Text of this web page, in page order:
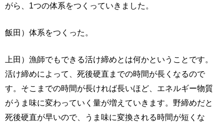
がら、1つの体系をつくっていきました。
飯田）体系をつくった。
上田）漁師でもできる活け締めとは何かということです。
活け締めによって、死後硬直までの時間が長くなるので
す。そこまでの時間が長ければ長いほど、エネルギー物質
がうま味に変わっていく量が増えていきます。野締めだと
死後硬直が早いので、うま味に変換される時間が短くな